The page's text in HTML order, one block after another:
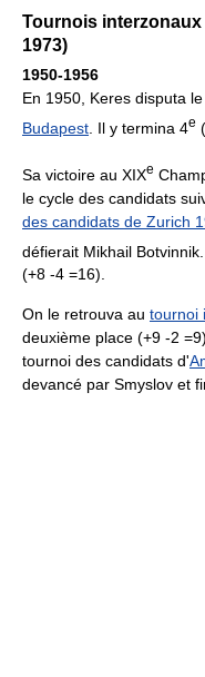
Tournois
1973)
1950-1956
En 1950, Keres disputa
Budapest . Il y termina 4e
Sa victoire au XIXe
le cycle des candidats
des candidats de Zurich
défierait Mikhail
(+8 -4 =16).
On le retrouva au tournoi
deuxième place (+9 -2
tournoi des candidats d'
devancé par Smyslov et